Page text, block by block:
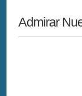
Admirar